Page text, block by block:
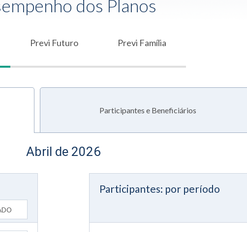
dos Planos
Previ Futuro Previ Família
Participantes e Beneficiários
Abril de 2026
Participantes: por período